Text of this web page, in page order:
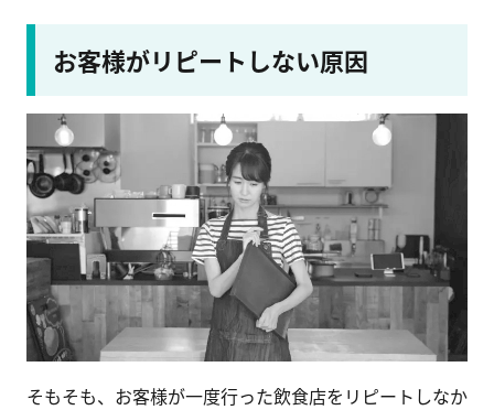
お客様がリピートしない原因
そもそも、お客様が一度行った飲食店をリピートしなか